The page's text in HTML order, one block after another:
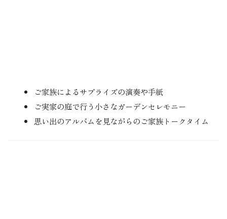
ご家族によるサプライズの演奏や手紙
ご実家の庭で行う小さなガーデンセレモニー
思い出のアルバムを見ながらのご家族トークタイム